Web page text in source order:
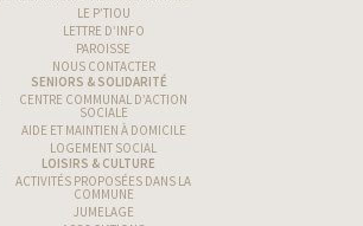
LE P’TIOU
LETTRE D’INFO
PAROISSE
NOUS CONTACTER
SENIORS & SOLIDARITÉ
CENTRE COMMUNAL D’ACTION
SOCIALE
AIDE ET MAINTIEN À DOMICILE
LOGEMENT SOCIAL
LOISIRS & CULTURE
ACTIVITÉS PROPOSÉES DANS LA
COMMUNE
JUMELAGE